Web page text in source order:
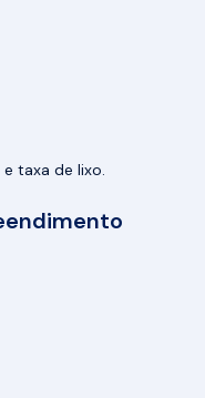
taxa de lixo.